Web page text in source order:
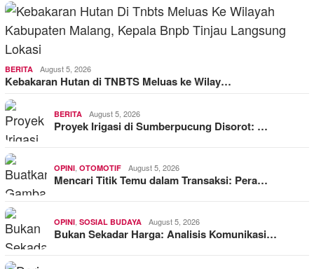
BERITA August 5, 2026
Kebakaran Hutan di TNBTS Meluas ke Wilay…
BERITA August 5, 2026
Proyek Irigasi di Sumberpucung Disorot: …
OPINI OTOMOTIF August 5, 2026
Mencari Titik Temu dalam Transaksi: Pera…
OPINI SOSIAL BUDAYA August 5, 2026
Bukan Sekadar Harga: Analisis Komunikasi…